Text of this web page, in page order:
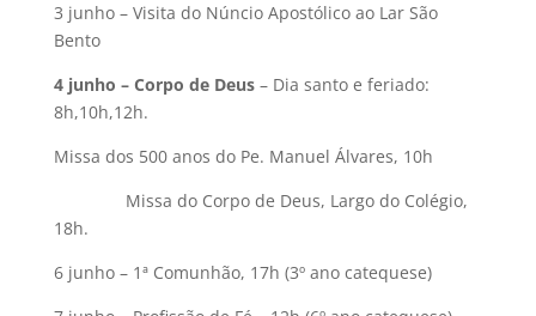
3 junho – Visita do Núncio Apostólico ao Lar São
Bento
4 junho – Corpo de Deus– Dia santo e feriado:
8h,10h,12h.
Missa dos 500 anos do Pe. Manuel Álvares, 10h
Missa do Corpo de Deus, Largo do Colégio,
18h.
6 junho – 1ª Comunhão, 17h (3º ano catequese)